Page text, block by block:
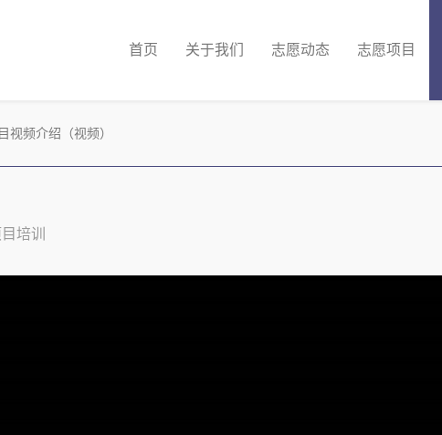
首页 关于我们 志愿动态 志愿项目
视频介绍（视频）
培训